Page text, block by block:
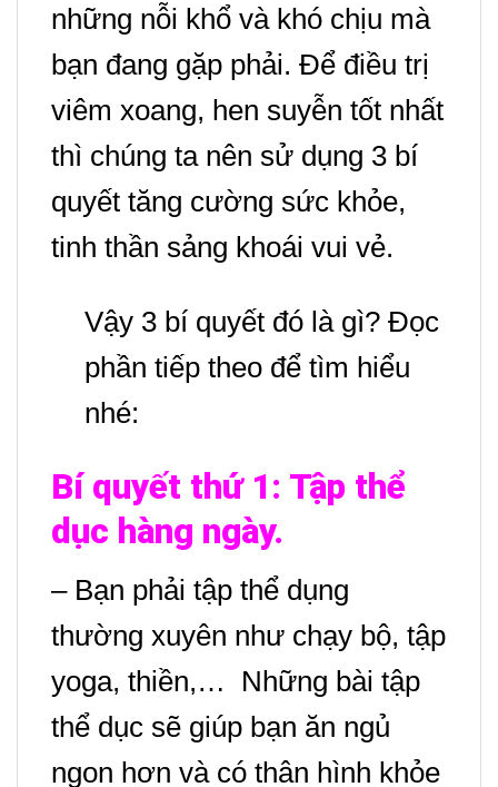
những nỗi khổ và khó chịu mà
bạn đang gặp phải. Để điều trị
viêm xoang, hen suyễn tốt nhất
thì chúng ta nên sử dụng 3 bí
quyết tăng cường sức khỏe,
tinh thần sảng khoái vui vẻ.
Vậy 3 bí quyết đó là gì? Đọc
phần tiếp theo để tìm hiểu
nhé:
Bí quyết thứ 1: Tập thể
dục hàng ngày.
– Bạn phải tập thể dụng
thường xuyên như chạy bộ, tập
yoga, thiền,… Những bài tập
thể dục sẽ giúp bạn ăn ngủ
ngon hơn và có thân hình khỏe